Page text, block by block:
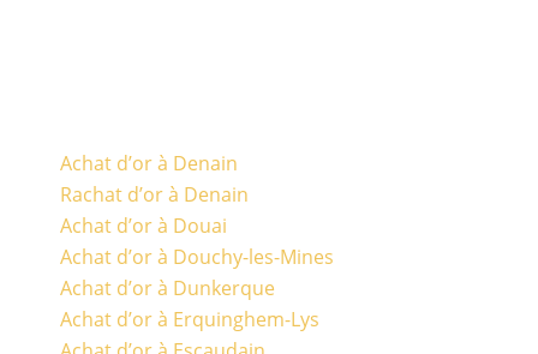
Achat d’or à Denain
Rachat d’or à Denain
Achat d’or à Douai
Achat d’or à Douchy-les-Mines
Achat d’or à Dunkerque
Achat d’or à Erquinghem-Lys